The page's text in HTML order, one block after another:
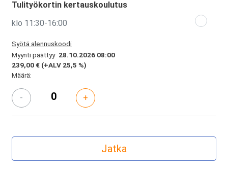
Tulityökortin kertauskoulutus
klo 11:30-16:00
Syötä alennuskoodi
Myynti päättyy 28.10.2026 08:00
239,00 € (+ALV 25,5 %)
Määrä:
- +